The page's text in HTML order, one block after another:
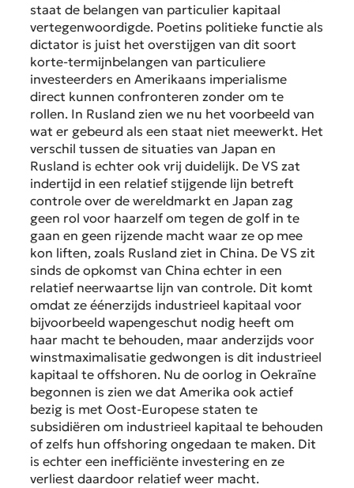
staat de belangen van particulier kapitaal
vertegenwoordigde. Poetins politieke functie als
dictator is juist het overstijgen van dit soort
korte-termijnbelangen van particuliere
investeerders en Amerikaans imperialisme
direct kunnen confronteren zonder om te
rollen. In Rusland zien we nu het voorbeeld van
wat er gebeurd als een staat niet meewerkt. Het
verschil tussen de situaties van Japan en
Rusland is echter ook vrij duidelijk. De VS zat
indertijd in een relatief stijgende lijn betreft
controle over de wereldmarkt en Japan zag
geen rol voor haarzelf om tegen de golf in te
gaan en geen rijzende macht waar ze op mee
kon liften, zoals Rusland ziet in China. De VS zit
sinds de opkomst van China echter in een
relatief neerwaartse lijn van controle. Dit komt
omdat ze éénerzijds industrieel kapitaal voor
bijvoorbeeld wapengeschut nodig heeft om
haar macht te behouden, maar anderzijds voor
winstmaximalisatie gedwongen is dit industrieel
kapitaal te offshoren. Nu de oorlog in Oekraïne
begonnen is zien we dat Amerika ook actief
bezig is met Oost-Europese staten te
subsidiëren om industrieel kapitaal te behouden
of zelfs hun offshoring ongedaan te maken. Dit
is echter een inefficiënte investering en ze
verliest daardoor relatief weer macht.